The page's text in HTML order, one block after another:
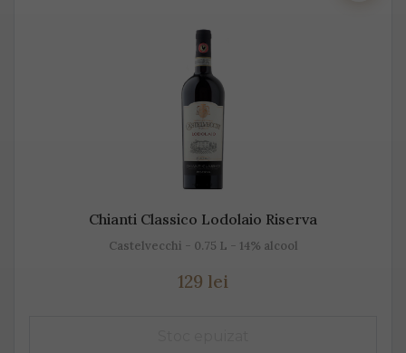
Chianti Classico Lodolaio Riserva
Castelvecchi - 0.75 L - 14% alcool
129 lei